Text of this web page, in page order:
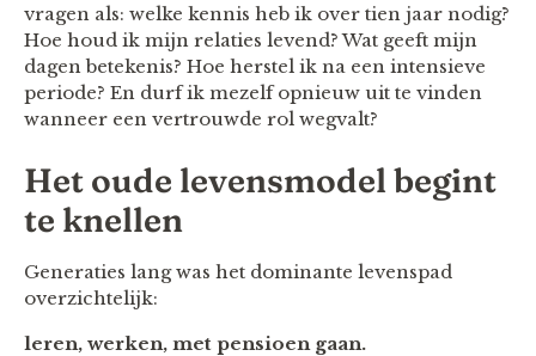
vragen als: welke kennis heb ik over tien jaar nodig?
Hoe houd ik mijn relaties levend? Wat geeft mijn
dagen betekenis? Hoe herstel ik na een intensieve
periode? En durf ik mezelf opnieuw uit te vinden
wanneer een vertrouwde rol wegvalt?
Het oude levensmodel begint
te knellen
Generaties lang was het dominante levenspad
overzichtelijk:
leren, werken, met pensioen gaan.